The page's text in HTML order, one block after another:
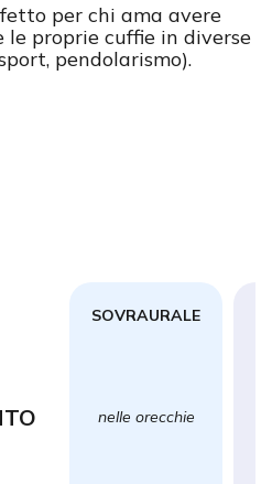
per chi ama avere
proprie cuffie in diverse
pendolarismo).
SOVRAURALE
nelle orecchie